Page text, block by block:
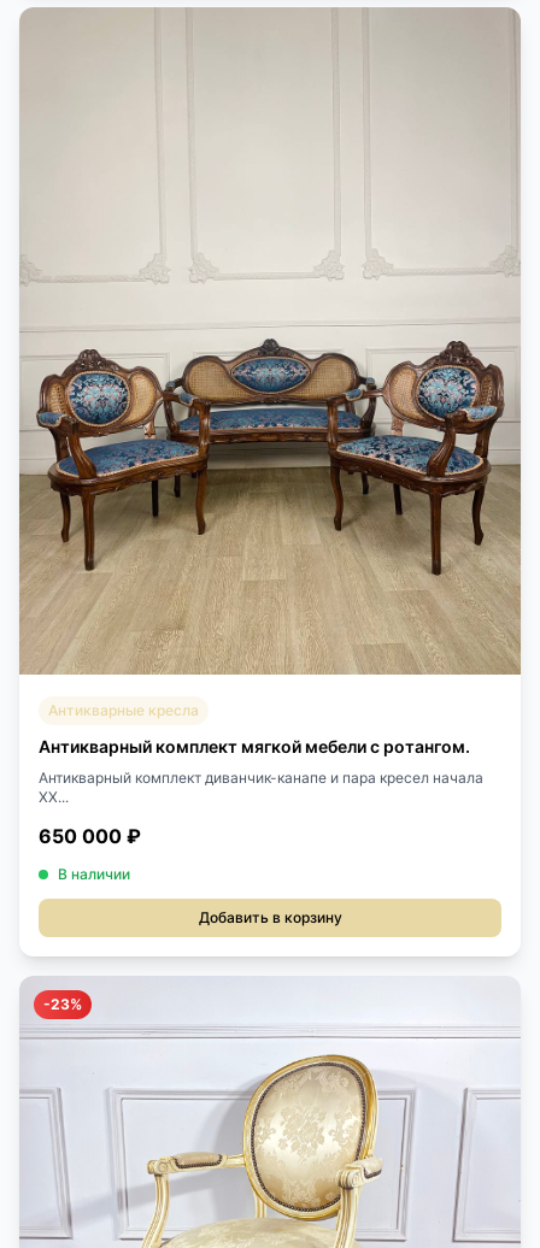
Антикварные кресла
Антикварный комплект мягкой мебели с ротангом.
Антикварный комплект диванчик-канапе и пара кресел начала
XX...
650 000 ₽
В наличии
Добавить в корзину
-23%